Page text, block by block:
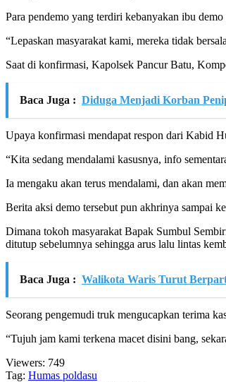
Para pendemo yang terdiri kebanyakan ibu
“Lepaskan masyarakat kami, mereka tidak
Saat di konfirmasi, Kapolsek Pancur Batu,
Baca Juga : Diduga Menjadi Korban
Upaya konfirmasi mendapat respon dari Kabid
“Kita sedang mendalami kasusnya, info
Ia mengaku akan terus mendalami, dan akan
Berita aksi demo tersebut pun akhrinya sampai
Dimana tokoh masyarakat Bapak Sumbul
ditutup sebelumnya sehingga arus lalu lintas
Baca Juga : Walikota Waris Turut
Seorang pengemudi truk mengucapkan terima
“Tujuh jam kami terkena macet disini bang,
Viewers: 749
Tag: Humas poldasu